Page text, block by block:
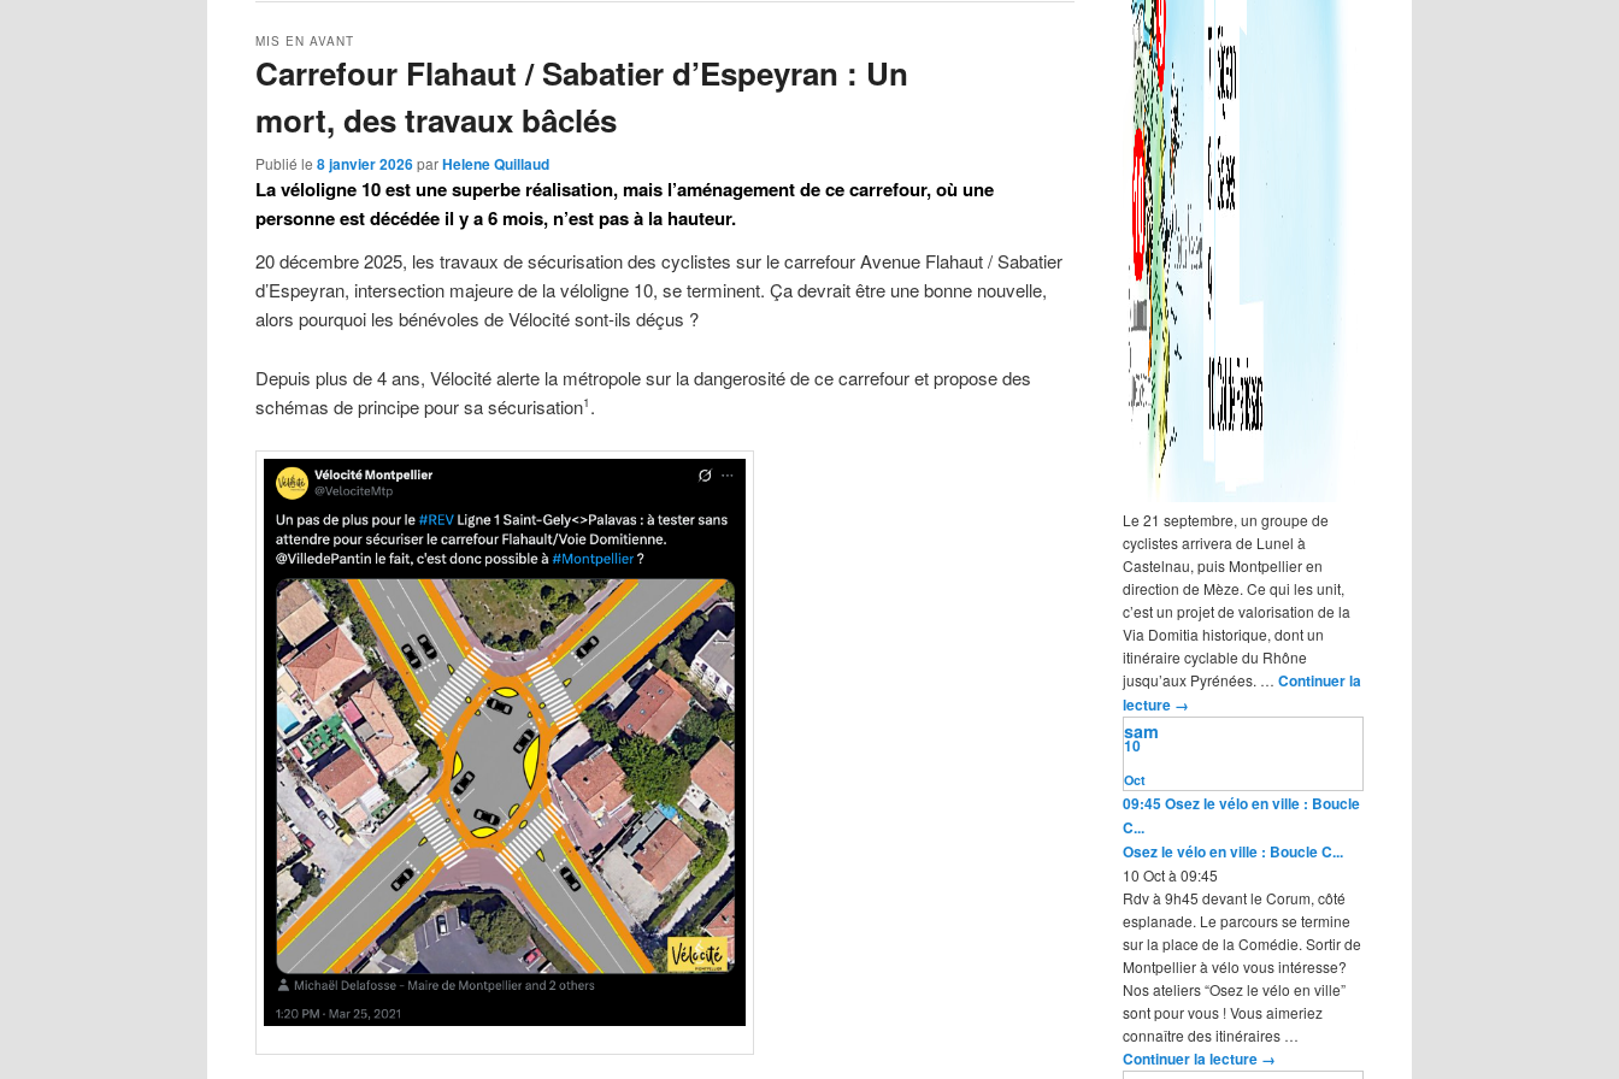
Carrefour Flahaut / Sabatier d’Espeyran : Un
mort, des travaux bâclés
MIS EN AVANT
Publié le 8 janvier 2026parHelene Quillaud
La véloligne 10 est une superbe réalisation, mais l’aménagement de ce carrefour, où une
personne est décédée il y a 6 mois, n’est pas à la hauteur.
20 décembre 2025, les travaux de sécurisation des cyclistes sur le carrefour Avenue Flahaut / Sabatier
d’Espeyran, intersection majeure de la véloligne 10, se terminent. Ça devrait être une bonne nouvelle,
alors pourquoi les bénévoles de Vélocité sont-ils déçus ?
Depuis plus de 4 ans, Vélocité alerte la métropole sur la dangerosité de ce carrefour et propose des
schémas de principe pour sa sécurisation1 .
Le 21 septembre, un groupe de
cyclistes arrivera de Lunel à
Castelnau, puis Montpellier en
direction de Mèze. Ce qui les unit,
c’est un projet de valorisation de la
Via Domitia historique, dont un
itinéraire cyclable du Rhône
jusqu’aux Pyrénées. … Continuer la
lecture →
Oct
10
sam
09:45Osez le vélo en ville : Boucle
C...
Osez le vélo en ville : Boucle C...
10 Oct à 09:45
Rdv à 9h45 devant le Corum, côté
esplanade. Le parcours se termine
sur la place de la Comédie. Sortir de
Montpellier à vélo vous intéresse?
Nos ateliers “Osez le vélo en ville”
sont pour vous ! Vous aimeriez
connaître des itinéraires …
Continuer la lecture →